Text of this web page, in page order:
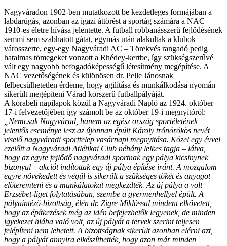
Nagyváradon 1902-ben mutatkozott be kezdetleges formájában a
labdarúgás, azonban az igazi áttörést a sportág számára a NAC
1910-es életre hívása jelentette. A futball robbanásszerű fejlődésének
semmi sem szabhatott gátat, egymás után alakultak a klubok
városszerte, egy-egy Nagyváradi AC – Törekvés rangadó pedig
hatalmas tömegeket vonzott a Rhédey-kertbe, így szükségszerűvé
vált egy nagyobb befogadóképességű létesítmény megépítése. A
NAC vezetőségének és különösen dr. Pelle Jánosnak
felbecsülhetetlen érdeme, hogy agilitása és munkálkodása nyomán
sikerült megépíteni Várad korszerű futballpályáját.
A korabeli napilapok közül a Nagyváradi Napló az 1924. október
17-i felvezetőjében így számolt be az október 19-i megnyitóról:
„Nemcsak Nagyvárad, hanem az egész ország sportéletének
jelentős eseménye lesz az újonnan épült Károly trónörökös nevét
viselő nagyváradi sporttelep vasárnapi megnyitása. Közel egy évvel
ezelőtt a Nagyváradi Atlétikai Club néhány lelkes tagja – látva,
hogy az egyre fejlődő nagyváradi sportnak egy pálya kicsinynek
bizonyul – akciót indítottak egy új pálya építése iránt. A mozgalom
egyre növekedett és végül is sikerült a szükséges tőkét és anyagot
előteremteni és a munkálatokat megkezdték. Az új pálya a volt
Erzsébet-liget folytatásában, szembe a gyermenhellyel épült. A
pályaintéző-bizottság, élén dr. Zigre Miklóssal mindent elkövetett,
hogy az építkezések még az idén befejezhetők legyenek, de minden
igyekezet hiába való volt, az új pályát a tervek szerint teljesen
felépíteni nem lehetett. A bizottságnak sikerült azonban elérni azt,
hogy a pályát annyira elkészíthették, hogy azon már minden